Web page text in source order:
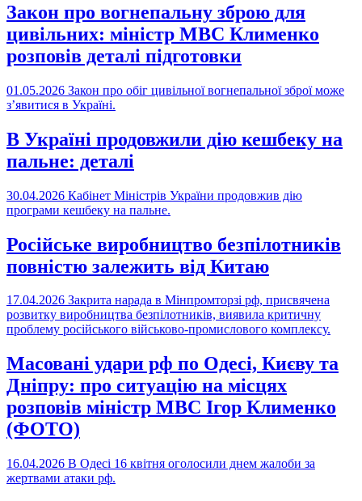
Закон про вогнепальну зброю для
цивільних: міністр МВС Клименко
розповів деталі підготовки
01.05.2026 Закон про обіг цивільної вогнепальної зброї може
з’явитися в Україні.
В Україні продовжили дію кешбеку на
пальне: деталі
30.04.2026 Кабінет Міністрів України продовжив дію
програми кешбеку на пальне.
Російське виробництво безпілотників
повністю залежить від Китаю
17.04.2026 Закрита нарада в Мінпромторзі рф, присвячена
розвитку виробництва безпілотників, виявила критичну
проблему російського військово-промислового комплексу.
Масовані удари рф по Одесі, Києву та
Дніпру: про ситуацію на місцях
розповів міністр МВС Ігор Клименко
(ФОТО)
16.04.2026 В Одесі 16 квітня оголосили днем жалоби за
жертвами атаки рф.